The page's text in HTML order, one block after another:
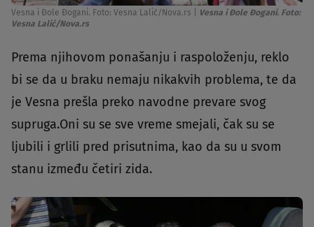
Vesna i Đole Đogani. Foto: Vesna Lalić/Nova.rs
Vesna i Đole Đogani. Foto:
Vesna Lalić/Nova.rs
Prema njihovom ponašanju i raspoloženju, reklo
bi se da u braku nemaju nikakvih problema, te da
je Vesna prešla preko navodne prevare svog
supruga.Oni su se sve vreme smejali, čak su se
ljubili i grlili pred prisutnima, kao da su u svom
stanu između četiri zida.